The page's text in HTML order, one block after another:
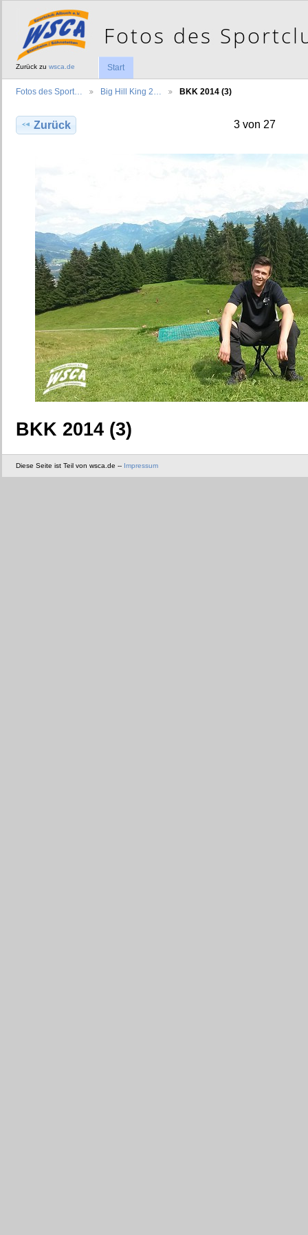
Zurück zu wsca.de Start
Fotos des Sport… Big Hill King 2… BKK 2014 (3)
Zurück 3 von 27
BKK 2014 (3)
Diese Seite ist Teil von wsca.de -- Impressum